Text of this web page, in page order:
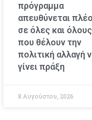
πρόγραμμα
απευθύνεται
σε όλες και όλους
που θέλουν την
πολιτική αλλαγή
γίνει πράξη
8 Αυγούστου, 2026